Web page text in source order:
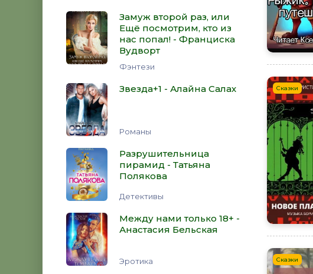
Замуж второй раз, или
Ещё посмотрим, кто из
нас попал! - Франциска
Вудворт
Фэнтези
Звезда+1 - Алайна Салах
Романы
Разрушительница
пирамид - Татьяна
Полякова
Детективы
Между нами только 18+ -
Анастасия Бельская
Эротика
Сказки
Сказки